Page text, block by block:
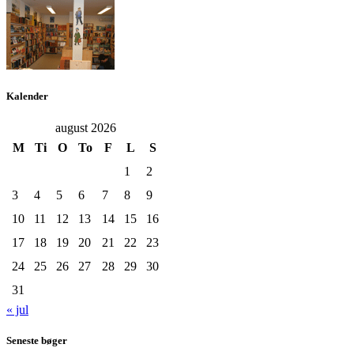
Kalender
august 2026
M
Ti O To F L
S
1
2
3
4 5 6 7 8
9
10
11 12 13 14 15
16
17
18 19 20 21 22
23
24
25 26 27 28 29
30
31
« jul
Seneste bøger